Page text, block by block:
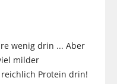
wenig drin ... Aber
milder
Protein drin!